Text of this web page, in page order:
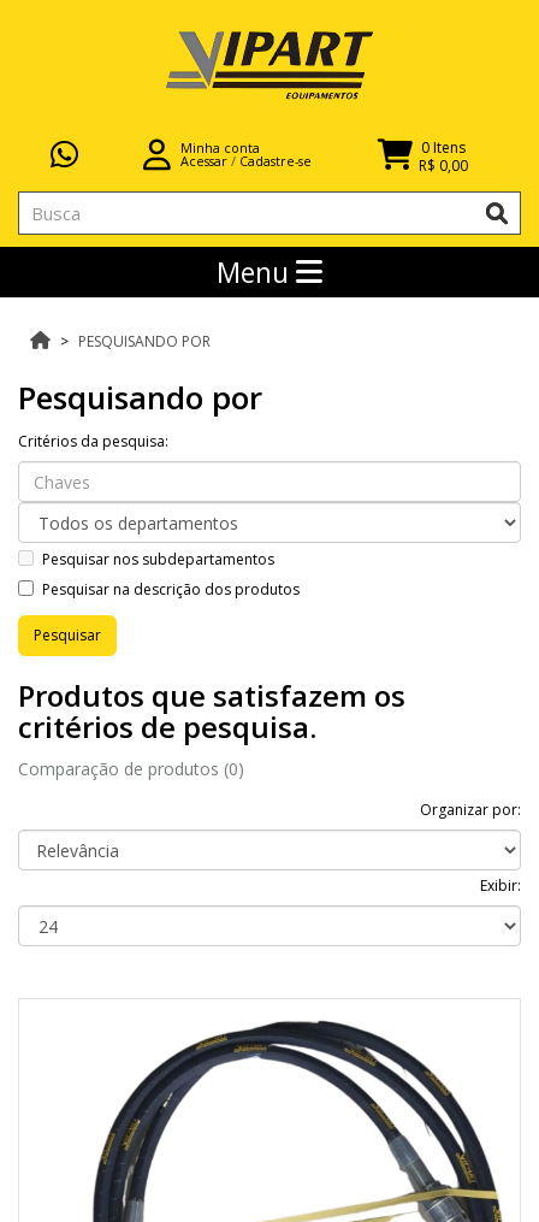
Minha conta
Acessar / Cadastre-se
0 Itens
R$ 0,00
Menu
PESQUISANDO POR
Pesquisando por
Critérios da pesquisa:
Pesquisar nos subdepartamentos
Pesquisar na descrição dos produtos
Produtos que satisfazem os
critérios de pesquisa.
Comparação de produtos (0)
Organizar por:
Exibir: